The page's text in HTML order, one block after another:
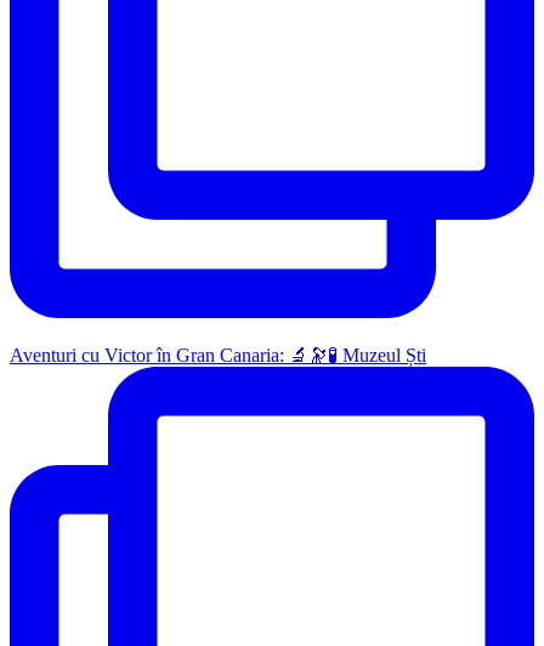
Aventuri cu Victor în Gran Canaria: 🔬🔭🧪 Muzeul Ști